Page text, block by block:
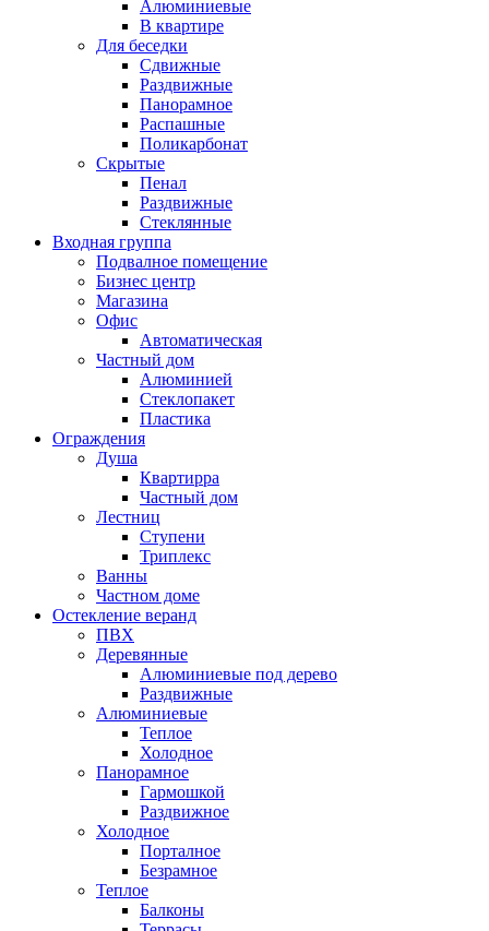
Алюминиевые
В квартире
Для беседки
Сдвижные
Раздвижные
Панорамное
Распашные
Поликарбонат
Скрытые
Пенал
Раздвижные
Стеклянные
Входная группа
Подвалное помещение
Бизнес центр
Магазина
Офис
Автоматическая
Частный дом
Алюминией
Стеклопакет
Пластика
Ограждения
Душа
Квартирра
Частный дом
Лестниц
Ступени
Триплекс
Ванны
Частном доме
Остекление веранд
ПВХ
Деревянные
Алюминиевые под дерево
Раздвижные
Алюминиевые
Теплое
Холодное
Панорамное
Гармошкой
Раздвижное
Холодное
Порталное
Безрамное
Теплое
Балконы